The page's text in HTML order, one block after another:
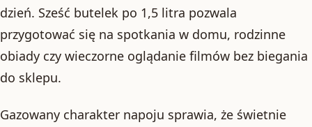
dzień. Sześć butelek po 1,5 litra pozwala
przygotować się na spotkania w domu, rodzinne
obiady czy wieczorne oglądanie filmów bez biegania
do sklepu.
Gazowany charakter napoju sprawia, że świetnie